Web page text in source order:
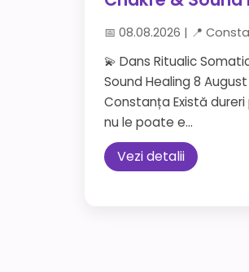
📅 08.08.2026 | 📍
💫 Dans Ritualic
Sound Healing 8
Constanța Există
nu le poate e...
Vezi detalii